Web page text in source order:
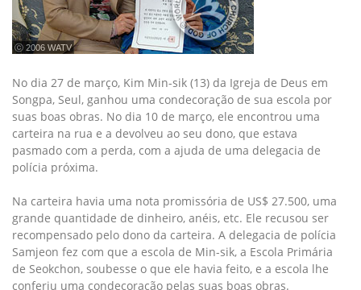
ⓒ 2006 WATV
No dia 27 de março, Kim Min-sik (13) da Igreja de Deus em
Songpa, Seul, ganhou uma condecoração de sua escola por
suas boas obras. No dia 10 de março, ele encontrou uma
carteira na rua e a devolveu ao seu dono, que estava
pasmado com a perda, com a ajuda de uma delegacia de
polícia próxima.
Na carteira havia uma nota promissória de US$ 27.500, uma
grande quantidade de dinheiro, anéis, etc. Ele recusou ser
recompensado pelo dono da carteira. A delegacia de polícia
Samjeon fez com que a escola de Min-sik, a Escola Primária
de Seokchon, soubesse o que ele havia feito, e a escola lhe
conferiu uma condecoração pelas suas boas obras.